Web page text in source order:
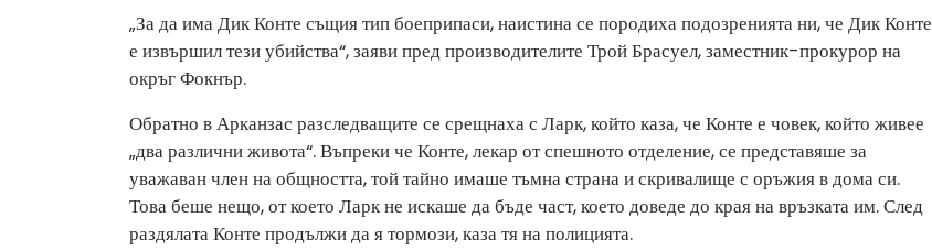
„За да има Дик Конте същия тип боеприпаси, наистина се породиха подозренията ни, че Дик Конте
е извършил тези убийства“, заяви пред производителите Трой Брасуел, заместник-прокурор на
окръг Фокнър.
Обратно в Арканзас разследващите се срещнаха с Ларк, който каза, че Конте е човек, който живее
„два различни живота“. Въпреки че Конте, лекар от спешното отделение, се представяше за
уважаван член на общността, той тайно имаше тъмна страна и скривалище с оръжия в дома си.
Това беше нещо, от което Ларк не искаше да бъде част, което доведе до края на връзката им. След
раздялата Конте продължи да я тормози, каза тя на полицията.